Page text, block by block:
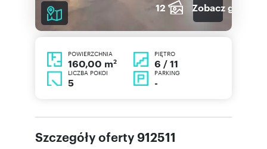
12 Zobacz galerię
POWIERZCHNIA
160,00 m2
PIĘTRO
6 / 11
LICZBA POKOI
5
PARKING
-
Szczegóły oferty 912511